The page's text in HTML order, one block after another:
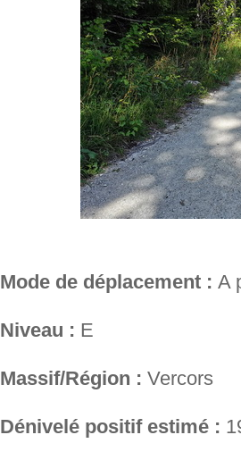
Mode de déplacement : A
Niveau : E
Massif/Région : Vercors
Dénivelé positif estimé :